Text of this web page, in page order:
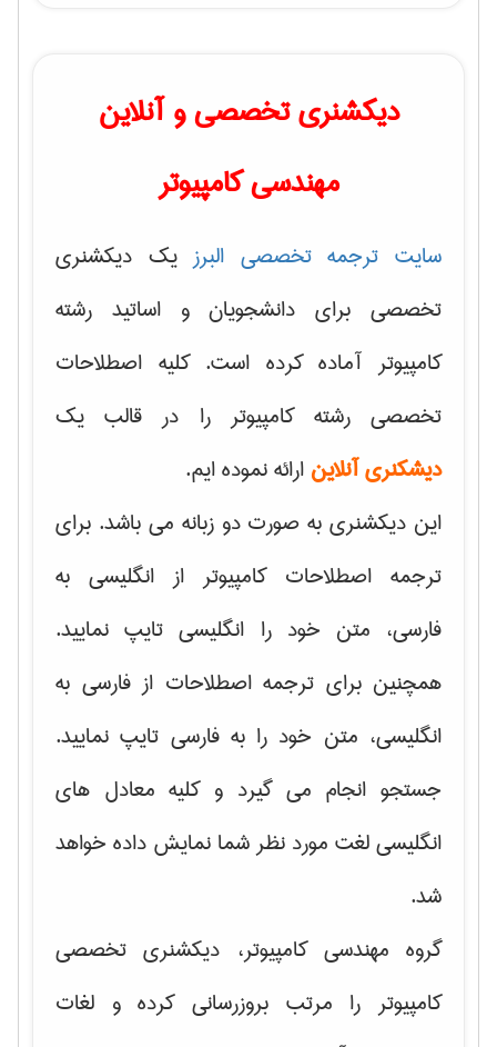
دیکشنری تخصصی و آنلاین
مهندسی کامپیوتر
سایت ترجمه تخصصی البرزیک دیکشنری
تخصصی برای دانشجویان و اساتید رشته
کامپیوتر آماده کرده است. کلیه اصطلاحات
تخصصی رشته کامپیوتر را در قالب یک
دیشکنری آنلاین ارائه نموده ایم.
این دیکشنری به صورت دو زبانه می باشد. برای
ترجمه اصطلاحات کامپیوتر از انگلیسی به
فارسی، متن خود را انگلیسی تایپ نمایید.
همچنین برای ترجمه اصطلاحات از فارسی به
انگلیسی، متن خود را به فارسی تایپ نمایید.
جستجو انجام می گیرد و کلیه معادل های
انگلیسی لغت مورد نظر شما نمایش داده خواهد
شد.
گروه مهندسی کامپیوتر، دیکشنری تخصصی
کامپیوتر را مرتب بروزرسانی کرده و لغات